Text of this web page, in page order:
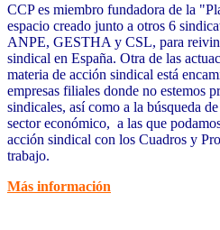
CCP es miembro fundadora de la
espacio creado junto a otros 6
ANPE, GESTHA y CSL, para
sindical en España. Otra de las
materia de acción sindical está
empresas filiales donde no estemos
sindicales, así como a la búsqueda
sector económico, a las que
acción sindical con los Cuadros y
trabajo.
Más información